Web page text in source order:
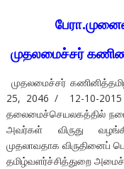
முதலமைச்சர்
முதலமைச்சர்
25, 2046 / 12-10-
தலைமைச்செயலகத்தில்
அவர்கள் விருது
முதலாவதாக விருதினைப்
தமிழ்வளர்ச்சித்துறை